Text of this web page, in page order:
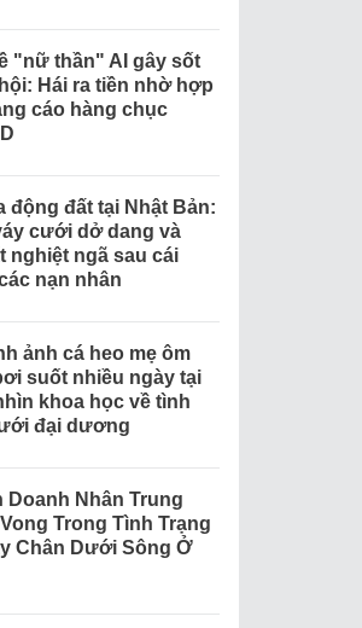
"nữ thần" AI gây sốt
Hái ra tiền nhờ hợp
cáo hàng chục
động đất tại Nhật Bản:
cưới dở dang và
nghiệt ngã sau cái
nạn nhân
ảnh cá heo mẹ ôm
suốt nhiều ngày tại
khoa học về tình
đại dương
Doanh Nhân Trung
Trong Tình Trạng
Chân Dưới Sông Ở